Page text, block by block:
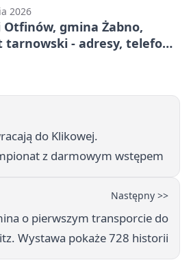
2026
gmina Żabno,
tarnowski - adresy, telefony,
do Klikowej.
z darmowym wstępem
Następny >>
o pierwszym transporcie do
Wystawa pokaże 728 historii